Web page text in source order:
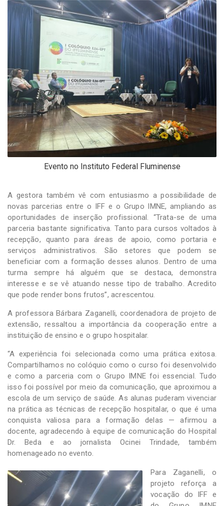
Evento no Instituto Federal Fluminense
A gestora também vê com entusiasmo a possibilidade de
novas parcerias entre o IFF e o Grupo IMNE, ampliando as
oportunidades de inserção profissional. “Trata-se de uma
parceria bastante significativa. Tanto para cursos voltados à
recepção, quanto para áreas de apoio, como portaria e
serviços administrativos. São setores que podem se
beneficiar com a formação desses alunos. Dentro de uma
turma sempre há alguém que se destaca, demonstra
interesse e se vê atuando nesse tipo de trabalho. Acredito
que pode render bons frutos”, acrescentou.
A professora Bárbara Zaganelli, coordenadora de projeto de
extensão, ressaltou a importância da cooperação entre a
instituição de ensino e o grupo hospitalar.
“A experiência foi selecionada como uma prática exitosa.
Compartilhamos no colóquio como o curso foi desenvolvido
e como a parceria com o Grupo IMNE foi essencial. Tudo
isso foi possível por meio da comunicação, que aproximou a
escola de um serviço de saúde. As alunas puderam vivenciar
na prática as técnicas de recepção hospitalar, o que é uma
conquista valiosa para a formação delas — afirmou a
docente, agradecendo à equipe de comunicação do Hospital
Dr. Beda e ao jornalista Ocinei Trindade, também
homenageado no evento.
Para Zaganelli, o
projeto reforça a
vocação do IFF e